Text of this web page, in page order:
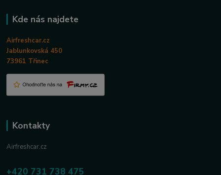
Kde nás najdete
Airfreshcar.cz
Jablunkovská 450
73961 Třinec
Kontakty
Airfreshcar.cz
+420 731 738 475